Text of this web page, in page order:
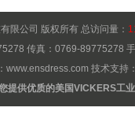
限公司 版权所有 总访问量：
传真：0769-89775278
www.ensdress.com 技术支持
提供优质的美国VICKERS工